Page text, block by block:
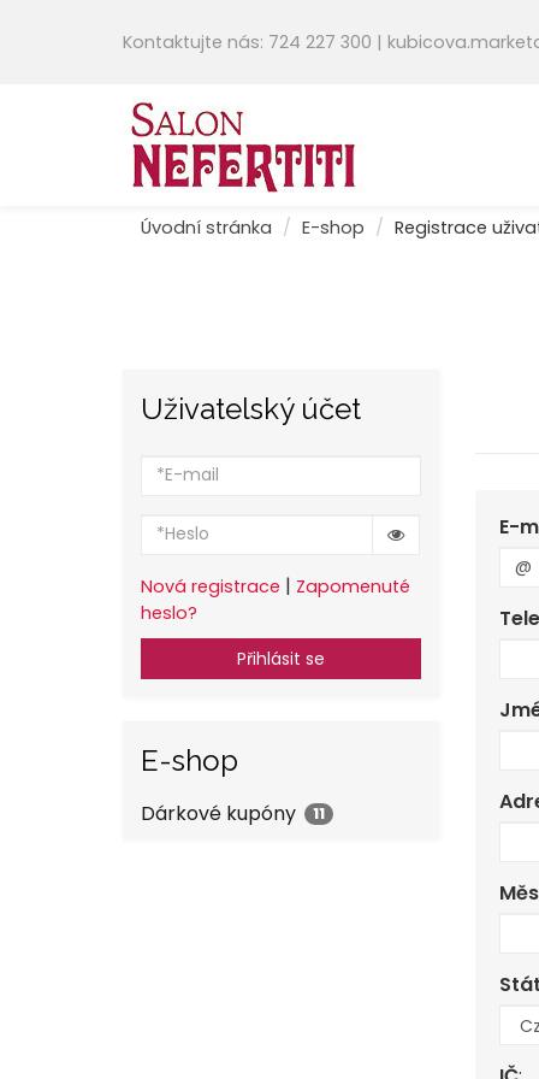
Kontaktujte nás: 724 227 300 |
Úvodní stránka E-shop Registrace
Uživatelský účet
Nová registrace | Zapomenuté
heslo?
Přihlásit se
E-shop
Dárkové kupóny 11
E-